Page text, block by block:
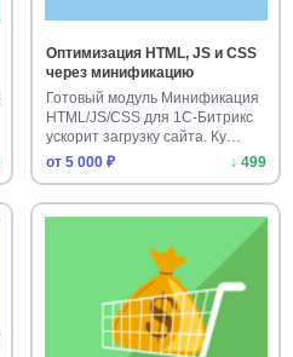
Оптимизация HTML, JS и CSS
через минификацию
Готовый модуль Минификация
HTML/JS/CSS для 1С-Битрикс
ускорит загрузку сайта. Ку…
от 5 000 ₽
↓ 499